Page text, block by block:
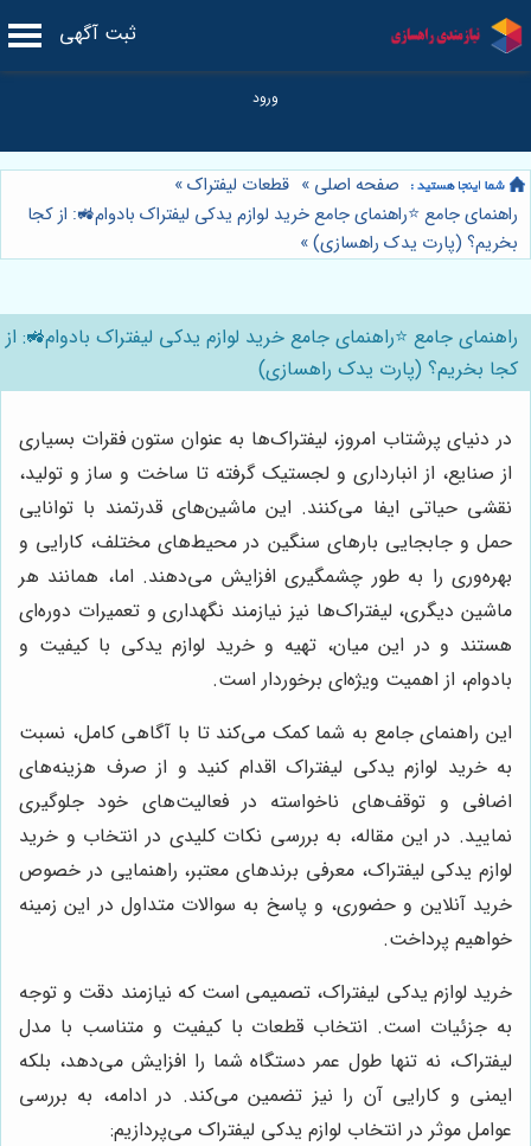
ثبت آگهی
صفحه اصلی » قطعات لیفتراک»
راهنمای جامع ⭐️راهنمای جامع خرید لوازم یدکی لیفتراک بادوام🚜: از کجا
بخریم؟ (پارت یدک راهسازی)»
راهنمای جامع ⭐️راهنمای جامع خرید لوازم یدکی لیفتراک بادوام🚜: از
کجا بخریم؟ (پارت یدک راهسازی)
در دنیای پرشتاب امروز، لیفتراک‌ها به عنوان ستون فقرات بسیاری
از صنایع، از انبارداری و لجستیک گرفته تا ساخت و ساز و تولید،
نقشی حیاتی ایفا می‌کنند. این ماشین‌های قدرتمند با توانایی
حمل و جابجایی بارهای سنگین در محیط‌های مختلف، کارایی و
بهره‌وری را به طور چشمگیری افزایش می‌دهند. اما، همانند هر
ماشین دیگری، لیفتراک‌ها نیز نیازمند نگهداری و تعمیرات دوره‌ای
هستند و در این میان، تهیه و خرید لوازم یدکی با کیفیت و
بادوام، از اهمیت ویژه‌ای برخوردار است.
این راهنمای جامع به شما کمک می‌کند تا با آگاهی کامل، نسبت
به خرید لوازم یدکی لیفتراک اقدام کنید و از صرف هزینه‌های
اضافی و توقف‌های ناخواسته در فعالیت‌های خود جلوگیری
نمایید. در این مقاله، به بررسی نکات کلیدی در انتخاب و خرید
لوازم یدکی لیفتراک، معرفی برندهای معتبر، راهنمایی در خصوص
خرید آنلاین و حضوری، و پاسخ به سوالات متداول در این زمینه
خواهیم پرداخت.
خرید لوازم یدکی لیفتراک، تصمیمی است که نیازمند دقت و توجه
به جزئیات است. انتخاب قطعات با کیفیت و متناسب با مدل
لیفتراک، نه تنها طول عمر دستگاه شما را افزایش می‌دهد، بلکه
ایمنی و کارایی آن را نیز تضمین می‌کند. در ادامه، به بررسی
عوامل موثر در انتخاب لوازم یدکی لیفتراک می‌پردازیم: